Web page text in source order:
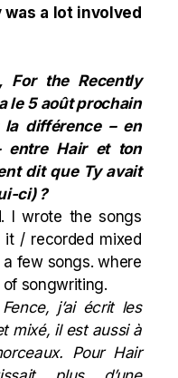
was a lot involved
For the Recently
le 5 août prochain
la différence – en
entre Hair et ton
dit que Ty avait
ci) ?
I wrote the songs
/ recorded mixed
few songs. where
songwriting.
j’ai écrit les
mixé, il est aussi à
Pour Hair